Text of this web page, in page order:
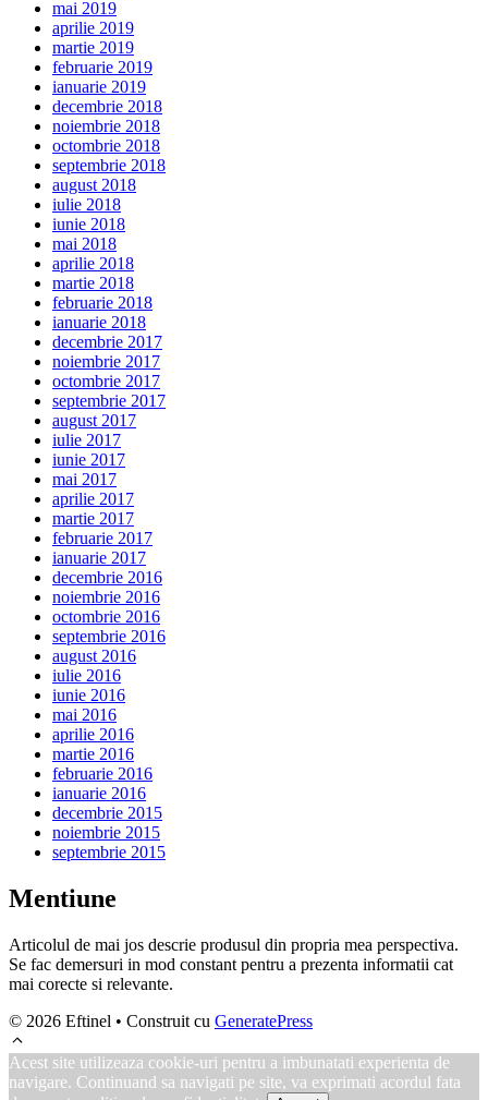
mai 2019
aprilie 2019
martie 2019
februarie 2019
ianuarie 2019
decembrie 2018
noiembrie 2018
octombrie 2018
septembrie 2018
august 2018
iulie 2018
iunie 2018
mai 2018
aprilie 2018
martie 2018
februarie 2018
ianuarie 2018
decembrie 2017
noiembrie 2017
octombrie 2017
septembrie 2017
august 2017
iulie 2017
iunie 2017
mai 2017
aprilie 2017
martie 2017
februarie 2017
ianuarie 2017
decembrie 2016
noiembrie 2016
octombrie 2016
septembrie 2016
august 2016
iulie 2016
iunie 2016
mai 2016
aprilie 2016
martie 2016
februarie 2016
ianuarie 2016
decembrie 2015
noiembrie 2015
septembrie 2015
Mentiune
Articolul de mai jos descrie produsul din propria mea perspectiva.
Se fac demersuri in mod constant pentru a prezenta informatii cat
mai corecte si relevante.
© 2026 Eftinel • Construit cu GeneratePress
Acest site utilizeaza cookie-uri pentru a imbunatati experienta de
navigare. Continuand sa navigati pe site, va exprimati acordul fata